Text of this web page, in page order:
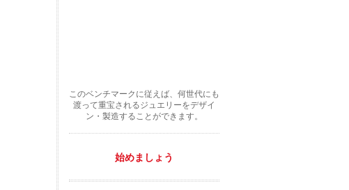
このベンチマークに従えば、何世代にも
渡って重宝されるジュエリーをデザイ
ン・製造することができます。
始めましょう